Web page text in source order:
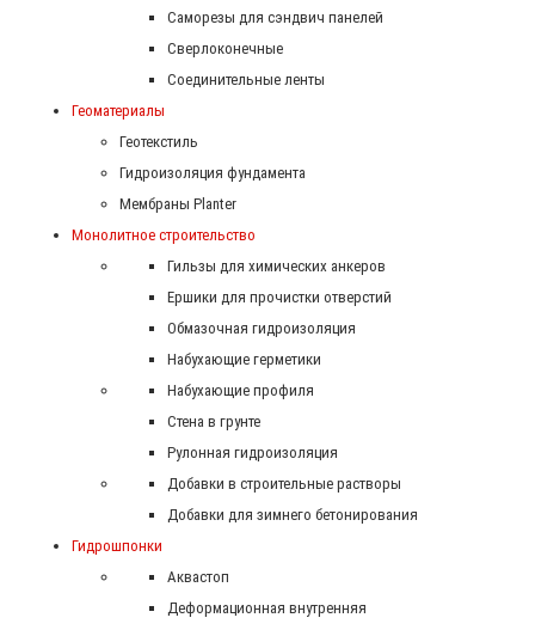
Саморезы для сэндвич панелей
Сверлоконечные
Соединительные ленты
Геоматериалы
Геотекстиль
Гидроизоляция фундамента
Мембраны Planter
Монолитное строительство
Гильзы для химических анкеров
Ершики для прочистки отверстий
Обмазочная гидроизоляция
Набухающие герметики
Набухающие профиля
Стена в грунте
Рулонная гидроизоляция
Добавки в строительные растворы
Добавки для зимнего бетонирования
Гидрошпонки
Аквастоп
Деформационная внутренняя